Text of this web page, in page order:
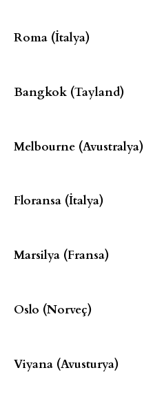
Roma (İtalya)
Bangkok (Tayland)
Melbourne (Avustralya)
Floransa (İtalya)
Marsilya (Fransa)
Oslo (Norveç)
Viyana (Avusturya)